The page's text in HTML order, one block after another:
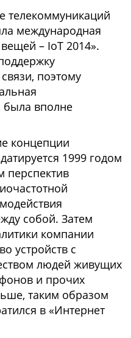
телекоммуникаций
международная
– IoT 2014».
поэтому
была вполне
концепции
1999 годом
перспектив
собой. Затем
компании
устройств с
людей живущих
и прочих
таким образом
в «Интернет